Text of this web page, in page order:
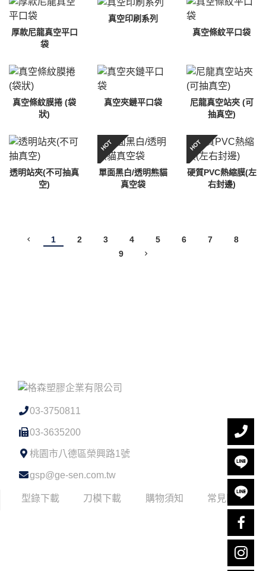
厚款尼龍真空平口
袋
真空印刷系列
真空條紋平口袋
真空條紋膜捲 (袋
狀)
真空夾鏈平口袋
尼龍真空站夾 (可
抽真空)
透明站夾(不可抽真
空)
HOT
單面黑白/透明熊貓
真空袋
HOT
硬質PVC熱縮膜(左
右封邊)
1 2 3 4 5 6 7
8
9
03-3750811
03-3635200
桃園市八德區榮興路1號
gsp@ge-sen.com.tw
型錄下載 刀模下載 購物須知 常見問題